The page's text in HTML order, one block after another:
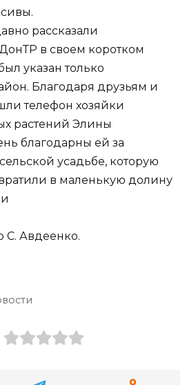
рассказали
в своем коротком
указан только
Благодаря друзьям и
телефон хозяйки
растений Элины
благодарны ей за
усадьбе, которую
в маленькую долину
С. Авдеенко.